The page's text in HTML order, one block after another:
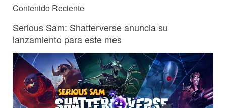
Contenido Reciente
Serious Sam: Shatterverse anuncia su
lanzamiento para este mes